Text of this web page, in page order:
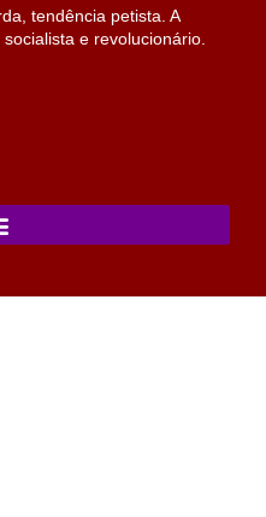
tendência petista. A
e revolucionário.